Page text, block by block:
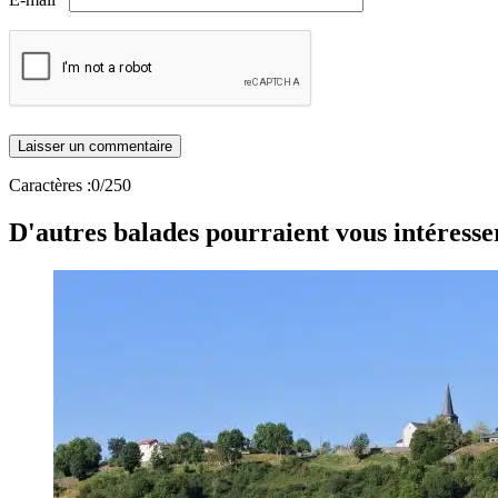
Caractères :0/250
D'autres balades pourraient vous